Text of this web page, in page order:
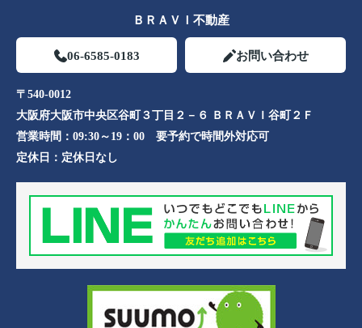
ＢＲＡＶＩ不動産
06-6585-0183 お問い合わせ
〒540-0012
大阪府大阪市中央区谷町３丁目２－６ ＢＲＡＶＩ谷町２Ｆ
営業時間： 09:30～19：00 要予約で時間外対応可
定休日： 定休日なし